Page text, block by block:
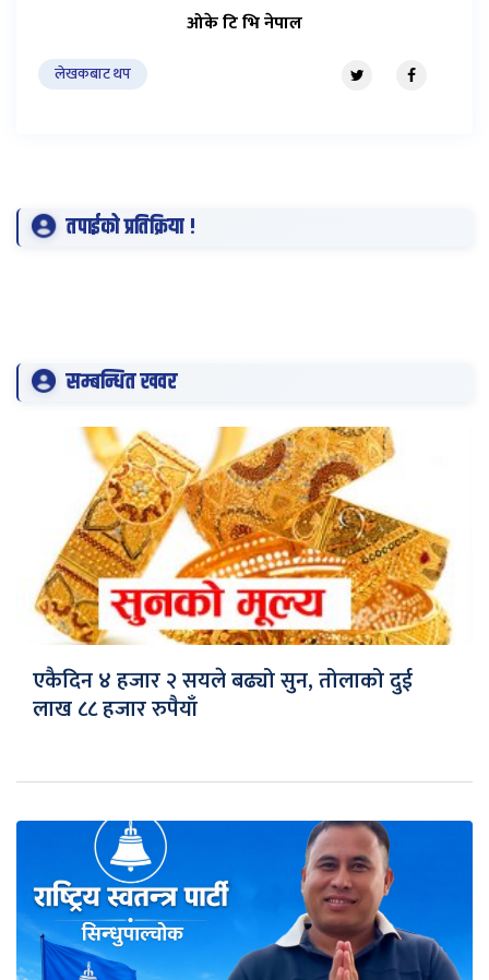
ओके टि भि नेपाल
लेखकबाट थप
तपाईको प्रतिक्रिया !
सम्बन्धित खवर
एकैदिन ४ हजार २ सयले बढ्यो सुन, तोलाको दुई
लाख ८८ हजार रुपैयाँ